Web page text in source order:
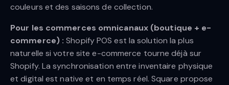
couleurs et des saisons de collection.
Pour les commerces omnicanaux (boutique + e-
commerce) : Shopify POS est la solution la plus
naturelle si votre site e-commerce tourne déjà sur
Shopify. La synchronisation entre inventaire physique
et digital est native et en temps réel. Square propose